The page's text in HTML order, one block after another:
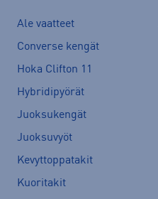
Ale vaatteet
Converse kengät
Hoka Clifton 11
Hybridipyörät
Juoksukengät
Juoksuvyöt
Kevyttoppatakit
Kuoritakit